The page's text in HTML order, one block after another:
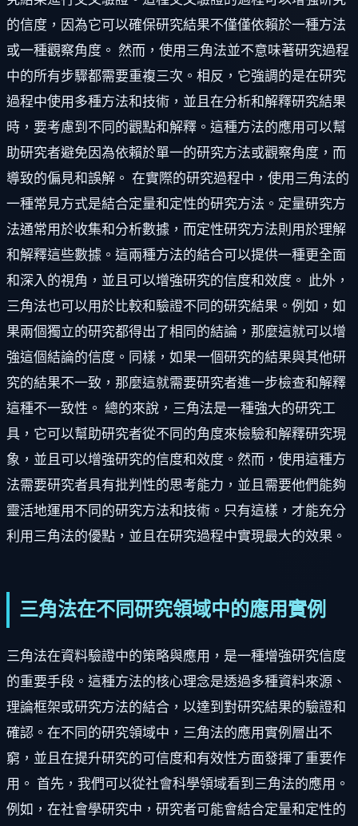
的信度，因為它可以確保研究結果不僅僅依賴於一種方法
或一種觀察角度。 然而，使用三角法並不意味著研究過程
中的所有步驟都需要重複三次。相反，它強調的是在研究
過程中使用多種方法和技術，並且在分析和解釋研究結果
時，要考慮到不同的觀點和解釋。這種方法的應用可以幫
助研究者避免因為依賴於單一的研究方法或觀察角度，而
導致的偏見和誤解。 在實際的研究過程中，使用三角法的
一種常見方式是結合定量和定性的研究方法。定量研究方
法通常用於收集和分析數據，而定性研究方法則用於理解
和解釋這些數據。這兩種方法的結合可以提供一種更全面
和深入的視角，並且可以增強研究的信度和效度。 此外，
三角法也可以用於比較和驗證不同的研究結果。例如，如
果兩個獨立的研究都得出了相同的結論，那麼這就可以增
強這個結論的信度。同樣，如果一個研究的結果與其他研
究的結果不一致，那麼這就需要研究者進一步檢查和解釋
這種不一致性。 總的來說，三角法是一種強大的研究工
具，它可以幫助研究者從不同的角度來檢驗和解釋研究現
象，並且可以增強研究的信度和效度。然而，使用這種方
法需要研究者具有批判性的思考能力，並且需要他們能夠
靈活地運用不同的研究方法和技術。只有這樣，才能充分
利用三角法的優點，並且在研究過程中實現最大的效果。
三角法在不同研究領域中的應用實例
三角法在資料驗證中的策略與應用，是一種增強研究信度
的重要手段。這種方法的核心理念是透過多種資料來源、
理論框架或研究方法的結合，以達到對研究結果的驗證和
確認。在不同的研究領域中，三角法的應用實例層出不
窮，並且在提升研究的可信度和有效性方面發揮了重要作
用。 首先，我們可以從社會科學領域看到三角法的應用。
例如，在社會學研究中，研究者可能會結合定量和定性的